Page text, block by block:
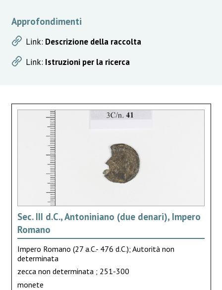
Approfondimenti
Link: Descrizione della raccolta
Link: Istruzioni per la ricerca
Sec. III d.C., Antoniniano (due denari), Impero
Romano
Impero Romano (27 a.C.- 476 d.C.); Autorità non
determinata
zecca non determinata ; 251-300
monete